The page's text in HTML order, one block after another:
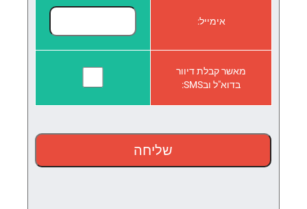
אימייל:
מאשר קבלת דיוור
בדוא"ל ובSMS: